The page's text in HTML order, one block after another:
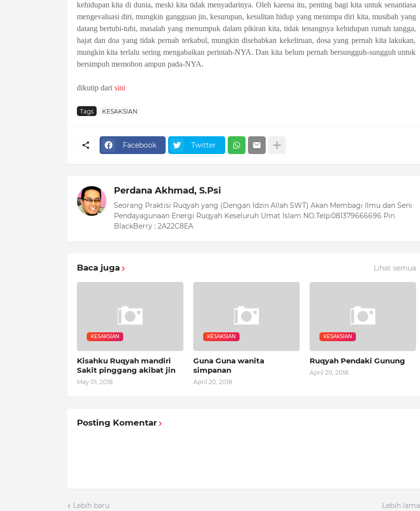
kehidupan kita di dunia, meski kita tidak menyadarinya. Oleh karena itu, penting bagi kita untuk senantiasa
mengevaluasi diri, mungkin gangguan jin, kesurupan, kesulitan hidup yang menimpa diri kita, musibah yang
datang bertubi-tubi, masalah yang menumpuk dalam pikiran kita, tidak tenangnya kehidupan rumah tangga,
hajat dan doa yang tidak pernah terkabul, mungkin disebabkan kekeliruan, dosa yang pernah kita lakukan,
mungkin kita terlalu sering mengabaikan perintah-NYA. Dan kita belum pernah bersungguh-sungguh untuk
bersimpuh memohon ampun pada-NYA.
dikutip dari sini
Tags KESAKSIAN
Facebook Twitter
Perdana Akhmad, S.Psi
Seorang Praktisi Ruqyah yang (Dengan Idzin Allah SWT) Akan Membagi Ilmu dan Seni
Pendayagunaan Energi Ruqyah Keseluruh Umat Islam NO.Telp:081379666696 Pin
BlackBerry : 2A22C8EA
Baca juga Lihat semua
KESAKSIAN
Kisahku Ruqyah mandiri
Sakit pinggang akibat jin
May 01, 2018
KESAKSIAN
Guna Guna wanita
simpanan
April 20, 2018
KESAKSIAN
Ruqyah Pendaki Gunung
April 20, 2018
Posting Komentar
Lebih baru Lebih lama